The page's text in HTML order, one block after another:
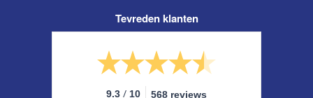
Tevreden klanten
9.3 / 10 568 reviews